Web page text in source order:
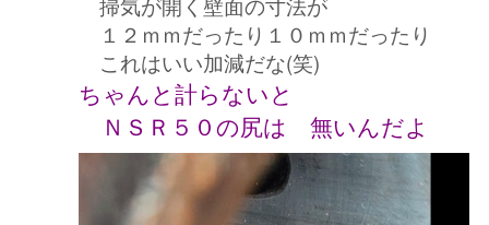
１２ｍｍだったり１０ｍｍだったり
これはいい加減だな(笑)
ちゃんと計らないと
ＮＳＲ５０の尻は 無いんだよ